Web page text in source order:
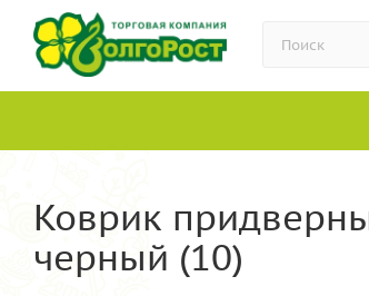
Коврик
черный (10)